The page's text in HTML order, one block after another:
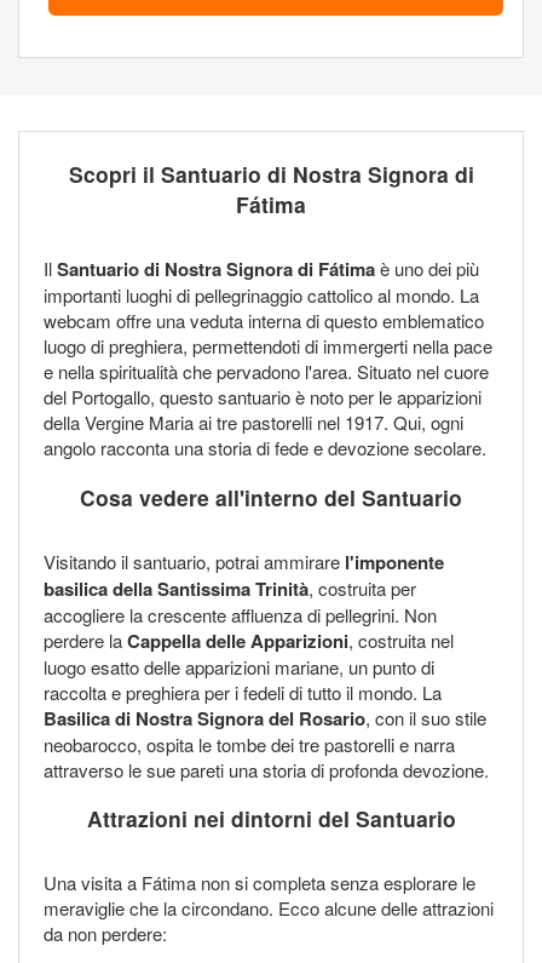
Scopri il Santuario di Nostra Signora di
Fátima
IlSantuario di Nostra Signora di Fátimaè uno dei più
importanti luoghi di pellegrinaggio cattolico al mondo. La
webcam offre una veduta interna di questo emblematico
luogo di preghiera, permettendoti di immergerti nella pace
e nella spiritualità che pervadono l'area. Situato nel cuore
del Portogallo, questo santuario è noto per le apparizioni
della Vergine Maria ai tre pastorelli nel 1917. Qui, ogni
angolo racconta una storia di fede e devozione secolare.
Cosa vedere all'interno del Santuario
Visitando il santuario, potrai ammirare l'imponente
basilica della Santissima Trinità, costruita per
accogliere la crescente affluenza di pellegrini. Non
perdere laCappella delle Apparizioni, costruita nel
luogo esatto delle apparizioni mariane, un punto di
raccolta e preghiera per i fedeli di tutto il mondo. La
Basilica di Nostra Signora del Rosario, con il suo stile
neobarocco, ospita le tombe dei tre pastorelli e narra
attraverso le sue pareti una storia di profonda devozione.
Attrazioni nei dintorni del Santuario
Una visita a Fátima non si completa senza esplorare le
meraviglie che la circondano. Ecco alcune delle attrazioni
da non perdere: